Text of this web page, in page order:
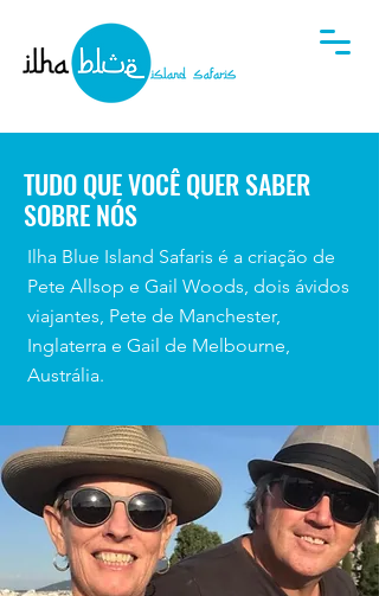
TUDO QUE VOCÊ QUER SABER
SOBRE NÓS
Ilha Blue Island Safaris é a criação de
Pete Allsop e Gail Woods, dois ávidos
viajantes, Pete de Manchester,
Inglaterra e Gail de Melbourne,
Austrália.